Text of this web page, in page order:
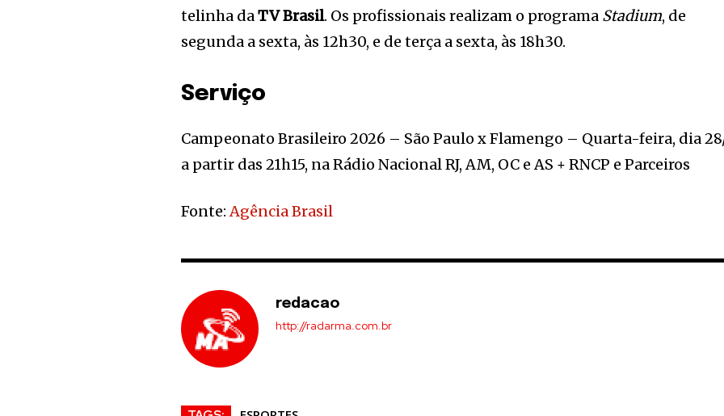
telinha daTV Brasil. Os profissionais realizam o programa Stadium, de
segunda a sexta, às 12h30, e de terça a sexta, às 18h30.
Serviço
Campeonato Brasileiro 2026 – São Paulo x Flamengo – Quarta-feira, dia
a partir das 21h15, na Rádio Nacional RJ, AM, OC e AS + RNCP e Parceiros
Fonte:Agência Brasil
redacao
http://radarma.com.br